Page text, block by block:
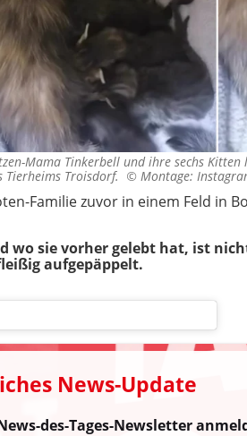
Mama Tinkerbell und ihre sechs Kitten
Tierheims Troisdorf. © Montage:
Familie zuvor in einem Feld in
wo sie vorher gelebt hat, ist
aufgepäppelt.
News-Update
des-Tages-Newsletter